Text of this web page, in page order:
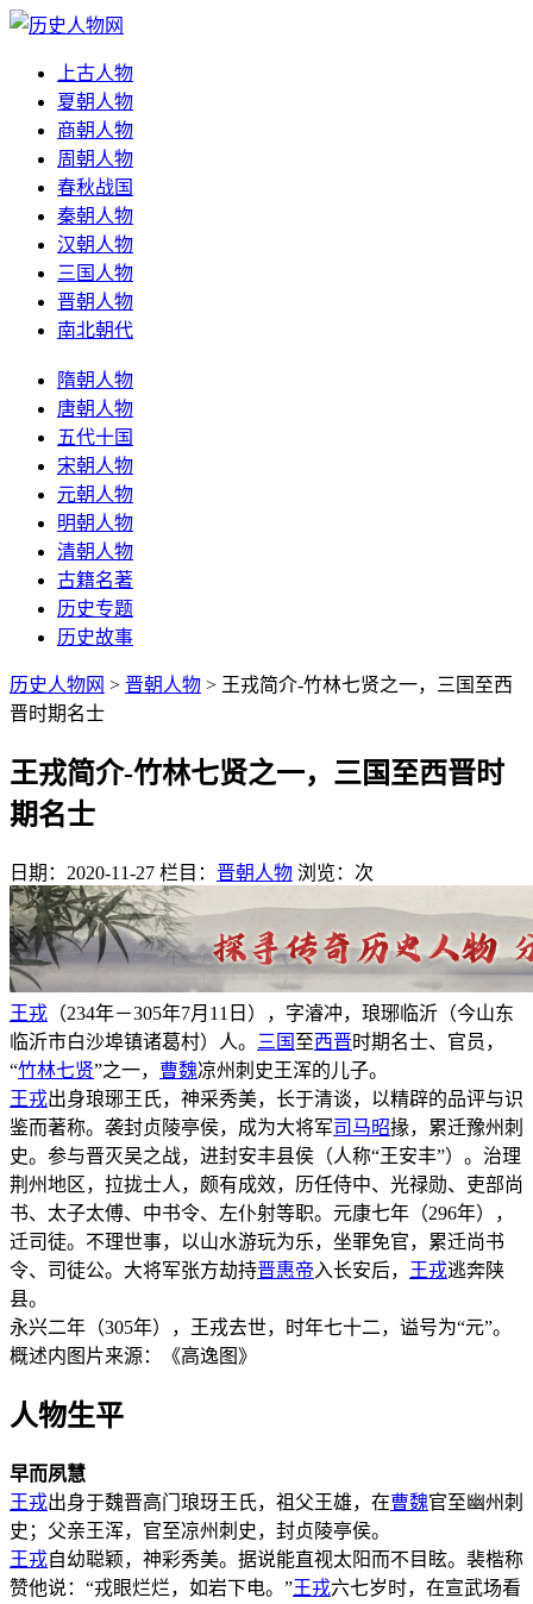
上古人物
夏朝人物
商朝人物
周朝人物
春秋战国
秦朝人物
汉朝人物
三国人物
晋朝人物
南北朝代
隋朝人物
唐朝人物
五代十国
宋朝人物
元朝人物
明朝人物
清朝人物
古籍名著
历史专题
历史故事
历史人物网 > 晋朝人物 > 王戎简介-竹林七贤之一，三国至西
晋时期名士
王戎简介-竹林七贤之一，三国至西晋时
期名士
日期：2020-11-27 栏目： 晋朝人物 浏览： 次
王戎 （234年－305年7月11日），字濬冲，琅琊临沂（今山东
临沂市白沙埠镇诸葛村）人。
三国 至西晋时期名士、官员，
“竹林七贤”之一， 曹魏凉州刺史王浑的儿子。
王戎出身琅琊王氏，神采秀美，长于清谈，以精辟的品评与识
鉴而著称。袭封贞陵亭侯，成为大将军司马昭掾，累迁豫州刺
史。参与晋灭吴之战，进封安丰县侯（人称“王安丰”）。治理
荆州地区，拉拢士人，颇有成效，历任侍中、光禄勋、吏部尚
书、太子太傅、中书令、左仆射等职。元康七年（296年），
迁司徒。不理世事，以山水游玩为乐，坐罪免官，累迁尚书
令、司徒公。大将军张方劫持晋惠帝 入长安后， 王戎逃奔陕
县。
永兴二年（305年），王戎去世，时年七十二，谥号为“元”。
概述内图片来源：《高逸图》
人物生平
早而夙慧
王戎出身于魏晋高门琅玡王氏，祖父王雄，在曹魏官至幽州刺
史；父亲王浑，官至凉州刺史，封贞陵亭侯。
王戎自幼聪颖，神彩秀美。据说能直视太阳而不目眩。裴楷称
赞他说：“戎眼烂烂，如岩下电。”王戎六七岁时，在宣武场看